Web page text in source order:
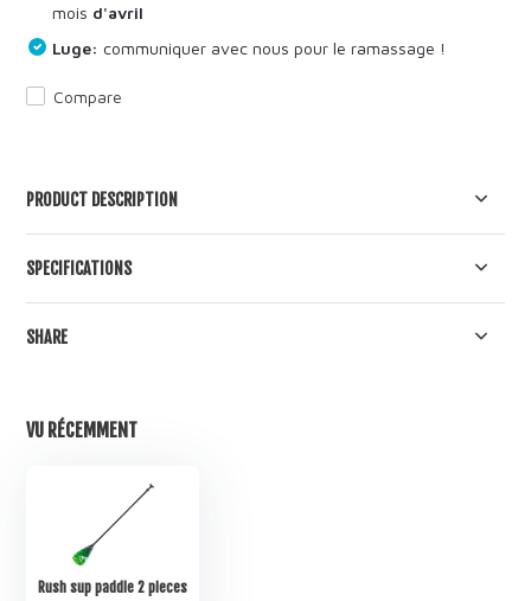
mois d'avril
Luge: communiquer avec nous pour le ramassage !
Compare
PRODUCT DESCRIPTION
SPECIFICATIONS
SHARE
VU RÉCEMMENT
Rush sup paddle 2 pieces